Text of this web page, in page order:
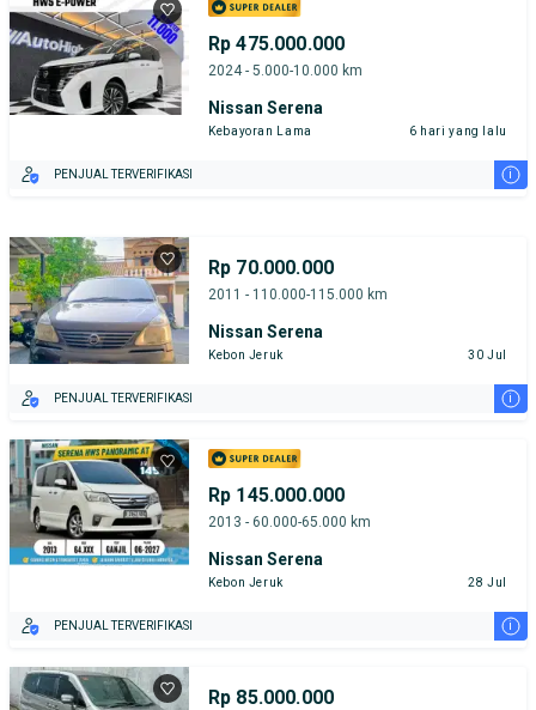
Rp 475.000.000
2024 - 5.000-10.000 km
Nissan Serena
Kebayoran Lama 6 hari yang lalu
PENJUAL TERVERIFIKASI i
Rp 70.000.000
2011 - 110.000-115.000 km
Nissan Serena
Kebon Jeruk 30 Jul
PENJUAL TERVERIFIKASI i
Rp 145.000.000
2013 - 60.000-65.000 km
Nissan Serena
Kebon Jeruk 28 Jul
PENJUAL TERVERIFIKASI i
Rp 85.000.000